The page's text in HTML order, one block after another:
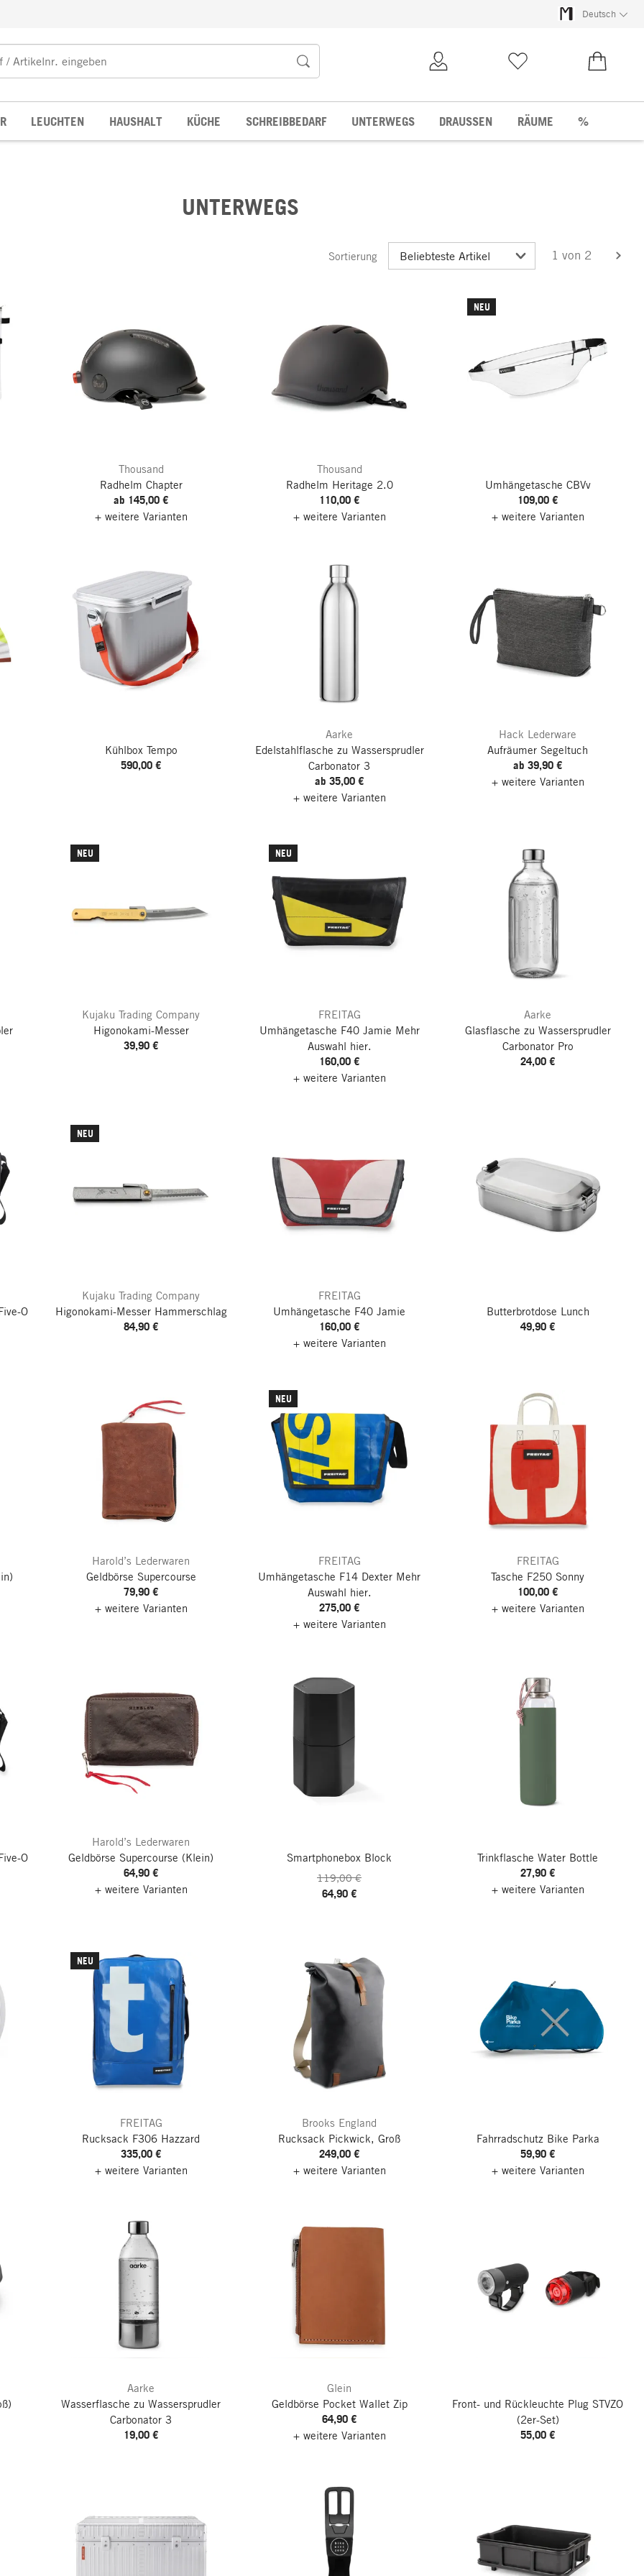
Deutsch
LEUCHTEN HAUSHALT KÜCHE SCHREIBBEDARF UNTERWEGS DRAUSSEN RÄUME %
UNTERWEGS
Sortierung
1 von 2
Thousand
Radhelm Chapter
ab 145,00 €
+ weitere Varianten
Thousand
Radhelm Heritage 2.0
110,00 €
+ weitere Varianten
NEU
Umhängetasche CBVv
109,00 €
+ weitere Varianten
Kühlbox Tempo
590,00 €
Aarke
Edelstahlflasche zu Wassersprudler
Carbonator 3
ab 35,00 €
+ weitere Varianten
Hack Lederware
Aufräumer Segeltuch
ab 39,90 €
+ weitere Varianten
NEU
Kujaku Trading Company
Higonokami-Messer
39,90 €
NEU
FREITAG
Umhängetasche F40 Jamie Mehr
Auswahl hier.
160,00 €
+ weitere Varianten
Aarke
Glasflasche zu Wassersprudler
Carbonator Pro
24,00 €
O
NEU
Kujaku Trading Company
Higonokami-Messer Hammerschlag
84,90 €
FREITAG
Umhängetasche F40 Jamie
160,00 €
+ weitere Varianten
Butterbrotdose Lunch
49,90 €
Harold’s Lederwaren
Geldbörse Supercourse
79,90 €
+ weitere Varianten
NEU
FREITAG
Umhängetasche F14 Dexter Mehr
Auswahl hier.
275,00 €
+ weitere Varianten
FREITAG
Tasche F250 Sonny
100,00 €
+ weitere Varianten
O
Harold’s Lederwaren
Geldbörse Supercourse (Klein)
64,90 €
+ weitere Varianten
Smartphonebox Block
119,00 €
64,90 €
Trinkflasche Water Bottle
27,90 €
+ weitere Varianten
NEU
FREITAG
Rucksack F306 Hazzard
335,00 €
+ weitere Varianten
Brooks England
Rucksack Pickwick, Groß
249,00 €
+ weitere Varianten
Fahrradschutz Bike Parka
59,90 €
+ weitere Varianten
Aarke
Wasserflasche zu Wassersprudler
Carbonator 3
19,00 €
Glein
Geldbörse Pocket Wallet Zip
64,90 €
+ weitere Varianten
Front- und Rückleuchte Plug STVZO
(2er-Set)
55,00 €